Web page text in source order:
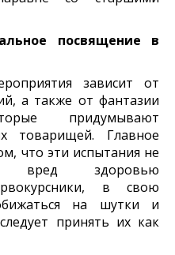
посвящение в
зависит от
а также от фантазии
придумывают
товарищей. Главное
что эти испытания не
вред здоровью
в свою
на шутки и
принять их как